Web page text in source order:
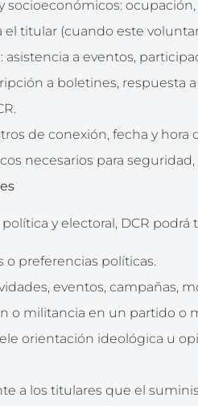
socioeconómicos:
el titular (cuando este
asistencia a eventos,
a boletines, respuesta
de conexión, fecha y
necesarios para
y electoral, DCR
o preferencias políticas.
eventos, campañas,
o militancia en un partido o
orientación ideológica u
a los titulares que el